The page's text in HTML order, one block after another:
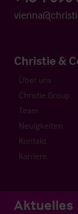
Christie &
Über uns
Christie Group
Team
Neuigkeiten
Kontakt
Karriere
Aktuelles